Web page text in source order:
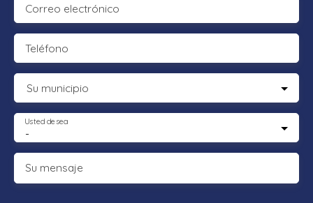
Correo electrónico
Teléfono
Su municipio
-
Usted desea
Su mensaje